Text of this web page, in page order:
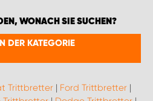
WONACH SIE SUCHEN?
DER KATEGORIE
Trittbretter | Ford Trittbretter |